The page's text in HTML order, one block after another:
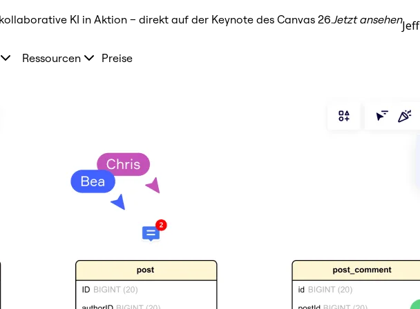
KI in Aktion – direkt auf der Keynote des Canvas 26.Jetzt ansehenJeff
Ressourcen Preise